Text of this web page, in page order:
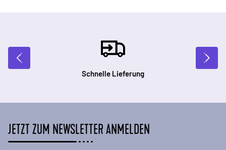
Schnelle Lieferung
JETZT ZUM NEWSLETTER ANMELDEN